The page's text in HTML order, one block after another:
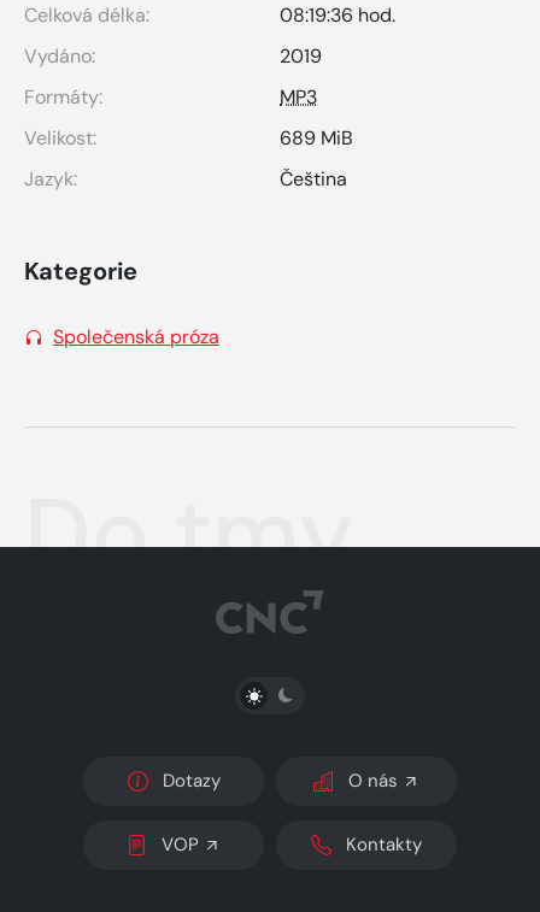
Celková délka:
08:19:36 hod.
Vydáno:
2019
Formáty:
MP3
Velikost:
689 MiB
Jazyk:
Čeština
Kategorie
Společenská próza
Do tmy
PŘEPNOUT SVĚTLÝ/TMAVÝ REŽIM
Dotazy O nás
VOP Kontakty